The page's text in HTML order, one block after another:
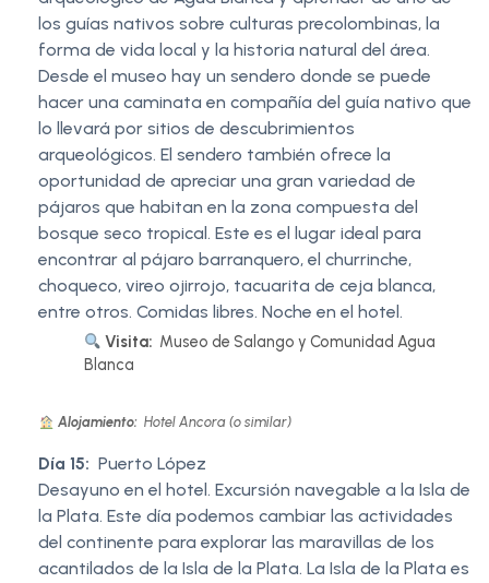
los guías nativos sobre culturas precolombinas, la
forma de vida local y la historia natural del área.
Desde el museo hay un sendero donde se puede
hacer una caminata en compañía del guía nativo que
lo llevará por sitios de descubrimientos
arqueológicos. El sendero también ofrece la
oportunidad de apreciar una gran variedad de
pájaros que habitan en la zona compuesta del
bosque seco tropical. Este es el lugar ideal para
encontrar al pájaro barranquero, el churrinche,
choqueco, vireo ojirrojo, tacuarita de ceja blanca,
entre otros. Comidas libres. Noche en el hotel.
Visita: Museo de Salango y Comunidad Agua
Blanca
Alojamiento: Hotel Ancora (o similar)
Día 15: Puerto López
Desayuno en el hotel. Excursión navegable a la Isla de
la Plata. Este día podemos cambiar las actividades
del continente para explorar las maravillas de los
acantilados de la Isla de la Plata. La Isla de la Plata es